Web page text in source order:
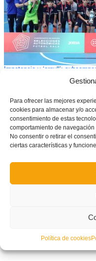
Para ofrecer las mejores
cookies para almacenar y/o
consentimiento de estas
comportamiento de
No consentir o retirar el
ciertas características y
Política de cookies
Impotencia y ‘orgull’: